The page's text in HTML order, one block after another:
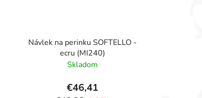
Návlek na perinku SOFTELLO -
ecru (MI240)
Skladom
€46,41